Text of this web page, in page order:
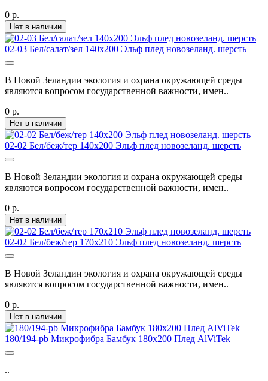
0 р.
Нет в наличии
02-03 Бел/салат/зел 140х200 Эльф плед новозеланд. шерсть
В Новой Зеландии экология и охрана окружающей среды
являются вопросом государственной важности, имен..
0 р.
Нет в наличии
02-02 Бел/беж/тер 140х200 Эльф плед новозеланд. шерсть
В Новой Зеландии экология и охрана окружающей среды
являются вопросом государственной важности, имен..
0 р.
Нет в наличии
02-02 Бел/беж/тер 170х210 Эльф плед новозеланд. шерсть
В Новой Зеландии экология и охрана окружающей среды
являются вопросом государственной важности, имен..
0 р.
Нет в наличии
180/194-pb Микрофибра Бамбук 180х200 Плед AlViTek
..